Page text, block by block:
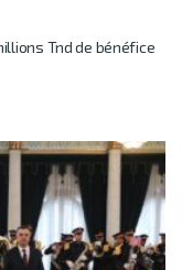
Tnd de bénéfice